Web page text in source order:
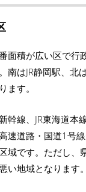
面積が広い区で行
南はJR静岡駅、北
ます。
幹線、JR東海道本
速道路・国道1号
域です。ただし、
い地域となります。